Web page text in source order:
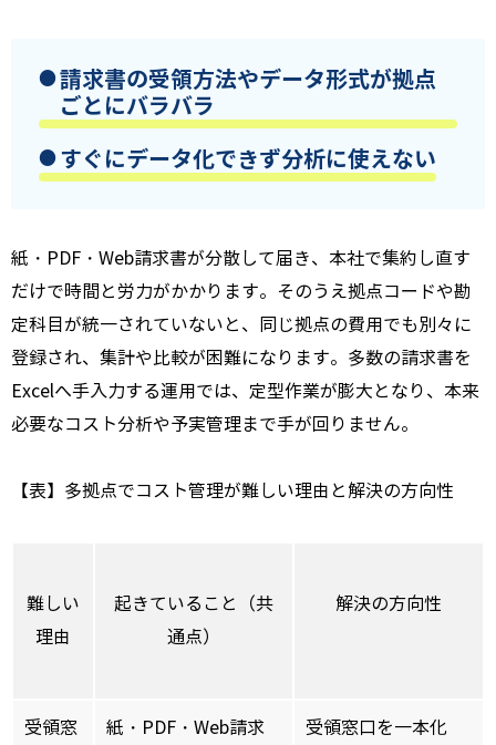
請求書の受領方法やデータ形式が拠点
ごとにバラバラ
すぐにデータ化できず分析に使えない
紙・PDF・Web請求書が分散して届き、本社で集約し直す
だけで時間と労力がかかります。そのうえ拠点コードや勘
定科目が統一されていないと、同じ拠点の費用でも別々に
登録され、集計や比較が困難になります。多数の請求書を
Excelへ手入力する運用では、定型作業が膨大となり、本来
必要なコスト分析や予実管理まで手が回りません。
【表】多拠点でコスト管理が難しい理由と解決の方向性
難しい
理由
起きていること（共
通点）
解決の方向性
受領窓
紙・PDF・Web請求
受領窓口を一本化